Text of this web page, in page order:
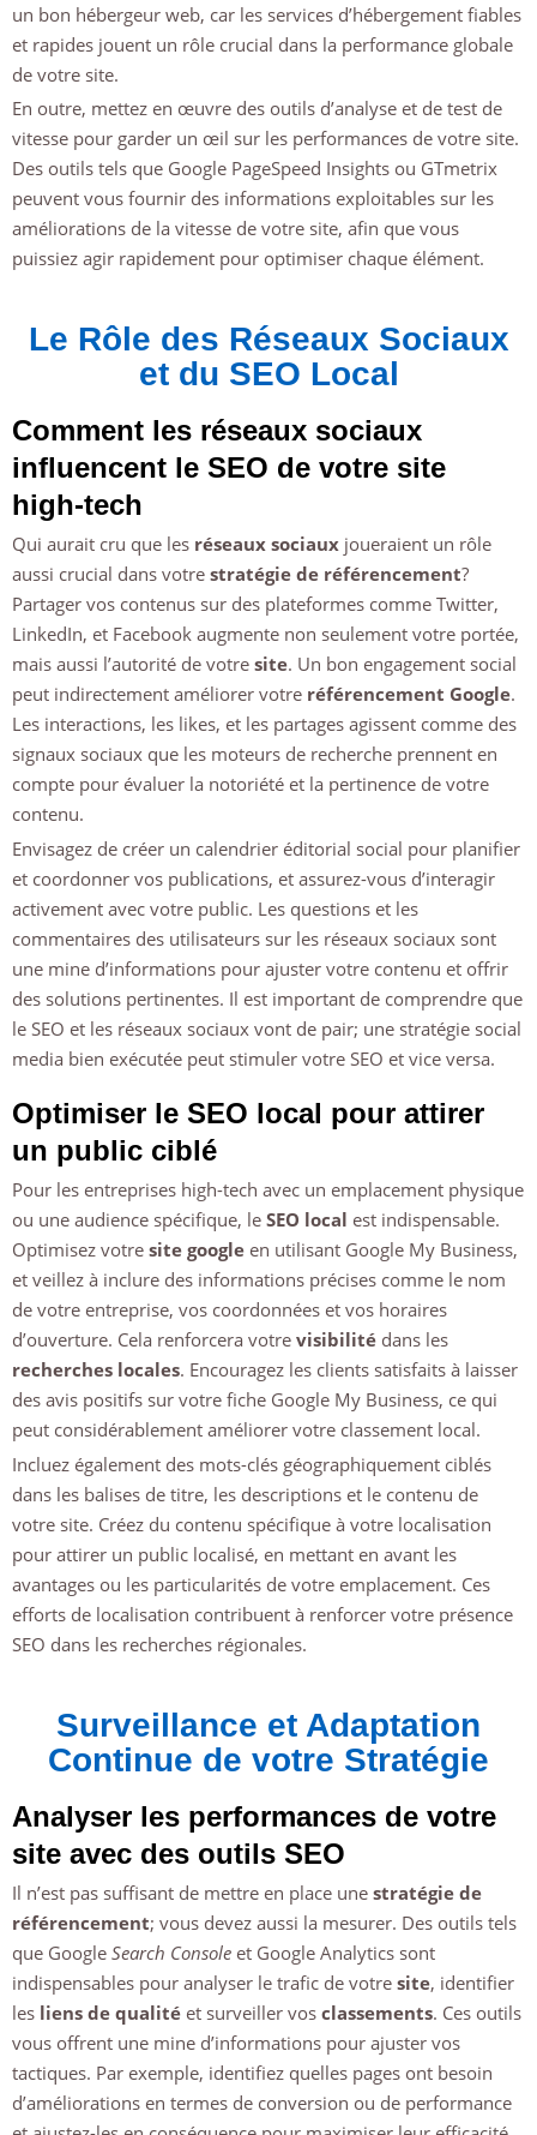
un bon hébergeur web, car les services d’hébergement fiables
et rapides jouent un rôle crucial dans la performance globale
de votre site.
En outre, mettez en œuvre des outils d’analyse et de test de
vitesse pour garder un œil sur les performances de votre site.
Des outils tels que Google PageSpeed Insights ou GTmetrix
peuvent vous fournir des informations exploitables sur les
améliorations de la vitesse de votre site, afin que vous
puissiez agir rapidement pour optimiser chaque élément.
Le Rôle des Réseaux Sociaux
et du SEO Local
Comment les réseaux sociaux
influencent le SEO de votre site
high-tech
Qui aurait cru que les réseaux sociaux joueraient un rôle
aussi crucial dans votre stratégie de référencement?
Partager vos contenus sur des plateformes comme Twitter,
LinkedIn, et Facebook augmente non seulement votre portée,
mais aussi l’autorité de votre site. Un bon engagement social
peut indirectement améliorer votre référencement Google.
Les interactions, les likes, et les partages agissent comme des
signaux sociaux que les moteurs de recherche prennent en
compte pour évaluer la notoriété et la pertinence de votre
contenu.
Envisagez de créer un calendrier éditorial social pour planifier
et coordonner vos publications, et assurez-vous d’interagir
activement avec votre public. Les questions et les
commentaires des utilisateurs sur les réseaux sociaux sont
une mine d’informations pour ajuster votre contenu et offrir
des solutions pertinentes. Il est important de comprendre que
le SEO et les réseaux sociaux vont de pair; une stratégie social
media bien exécutée peut stimuler votre SEO et vice versa.
Optimiser le SEO local pour attirer
un public ciblé
Pour les entreprises high-tech avec un emplacement physique
ou une audience spécifique, le SEO local est indispensable.
Optimisez votre site google en utilisant Google My Business,
et veillez à inclure des informations précises comme le nom
de votre entreprise, vos coordonnées et vos horaires
d’ouverture. Cela renforcera votre visibilité dans les
recherches locales. Encouragez les clients satisfaits à laisser
des avis positifs sur votre fiche Google My Business, ce qui
peut considérablement améliorer votre classement local.
Incluez également des mots-clés géographiquement ciblés
dans les balises de titre, les descriptions et le contenu de
votre site. Créez du contenu spécifique à votre localisation
pour attirer un public localisé, en mettant en avant les
avantages ou les particularités de votre emplacement. Ces
efforts de localisation contribuent à renforcer votre présence
SEO dans les recherches régionales.
Surveillance et Adaptation
Continue de votre Stratégie
Analyser les performances de votre
site avec des outils SEO
Il n’est pas suffisant de mettre en place une stratégie de
référencement; vous devez aussi la mesurer. Des outils tels
que Google Search Console et Google Analytics sont
indispensables pour analyser le trafic de votre site, identifier
les liens de qualité et surveiller vos classements. Ces outils
vous offrent une mine d’informations pour ajuster vos
tactiques. Par exemple, identifiez quelles pages ont besoin
d’améliorations en termes de conversion ou de performance